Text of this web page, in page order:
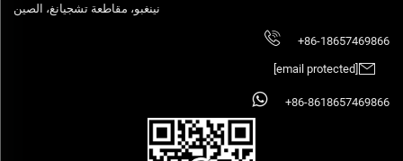
نينغبو، مقاطعة تشجيانغ، الصين
+86-18657469866
+86-8618657469866